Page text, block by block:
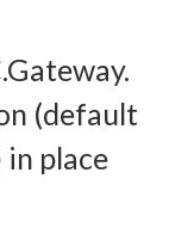
(default
in place